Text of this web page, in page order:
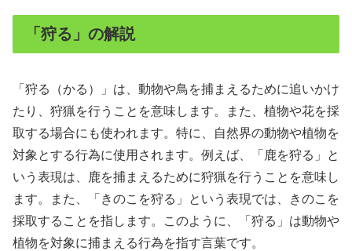
「狩る」の解説
「狩る（かる）」は、動物や鳥を捕まえるために追いかけ
たり、狩猟を行うことを意味します。また、植物や花を採
取する場合にも使われます。特に、自然界の動物や植物を
対象とする行為に使用されます。例えば、「鹿を狩る」と
いう表現は、鹿を捕まえるために狩猟を行うことを意味し
ます。また、「きのこを狩る」という表現では、きのこを
採取することを指します。このように、「狩る」は動物や
植物を対象に捕まえる行為を指す言葉です。